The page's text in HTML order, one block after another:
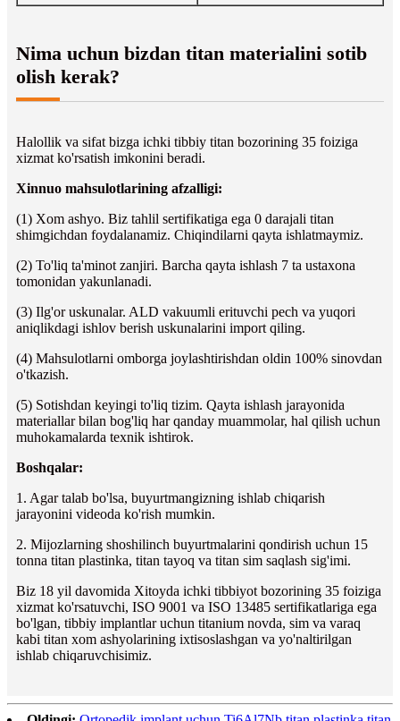
Nima uchun bizdan titan materialini sotib
olish kerak?
Halollik va sifat bizga ichki tibbiy titan bozorining 35 foiziga
xizmat ko'rsatish imkonini beradi.
Xinnuo mahsulotlarining afzalligi:
(1) Xom ashyo. Biz tahlil sertifikatiga ega 0 darajali titan
shimgichdan foydalanamiz. Chiqindilarni qayta ishlatmaymiz.
(2) To'liq ta'minot zanjiri. Barcha qayta ishlash 7 ta ustaxona
tomonidan yakunlanadi.
(3) Ilg'or uskunalar. ALD vakuumli erituvchi pech va yuqori
aniqlikdagi ishlov berish uskunalarini import qiling.
(4) Mahsulotlarni omborga joylashtirishdan oldin 100% sinovdan
o'tkazish.
(5) Sotishdan keyingi to'liq tizim. Qayta ishlash jarayonida
materiallar bilan bog'liq har qanday muammolar, hal qilish uchun
muhokamalarda texnik ishtirok.
Boshqalar:
1. Agar talab bo'lsa, buyurtmangizning ishlab chiqarish
jarayonini videoda ko'rish mumkin.
2. Mijozlarning shoshilinch buyurtmalarini qondirish uchun 15
tonna titan plastinka, titan tayoq va titan sim saqlash sig'imi.
Biz 18 yil davomida Xitoyda ichki tibbiyot bozorining 35 foiziga
xizmat ko'rsatuvchi, ISO 9001 va ISO 13485 sertifikatlariga ega
bo'lgan, tibbiy implantlar uchun titanium novda, sim va varaq
kabi titan xom ashyolarining ixtisoslashgan va yo'naltirilgan
ishlab chiqaruvchisimiz.